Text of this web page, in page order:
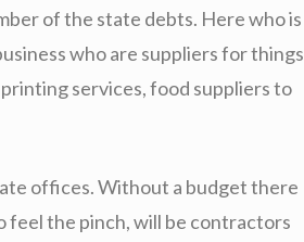
of the state debts. Here who is
who are suppliers for things
services, food suppliers to
offices. Without a budget there
feel the pinch, will be contractors